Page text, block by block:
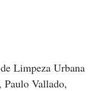
Limpeza Urbana
Paulo Vallado,